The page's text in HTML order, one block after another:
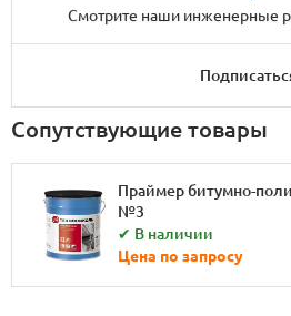
Смотрите наши инженерные
Сопутствующие товары
Праймер битумно-
№3
✔ В наличии
Цена по запросу